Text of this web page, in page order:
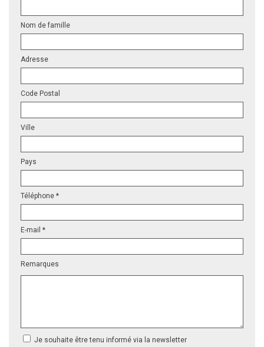
Nom de famille
Adresse
Code Postal
Ville
Pays
Téléphone *
E-mail *
Remarques
Je souhaite être tenu informé via la newsletter